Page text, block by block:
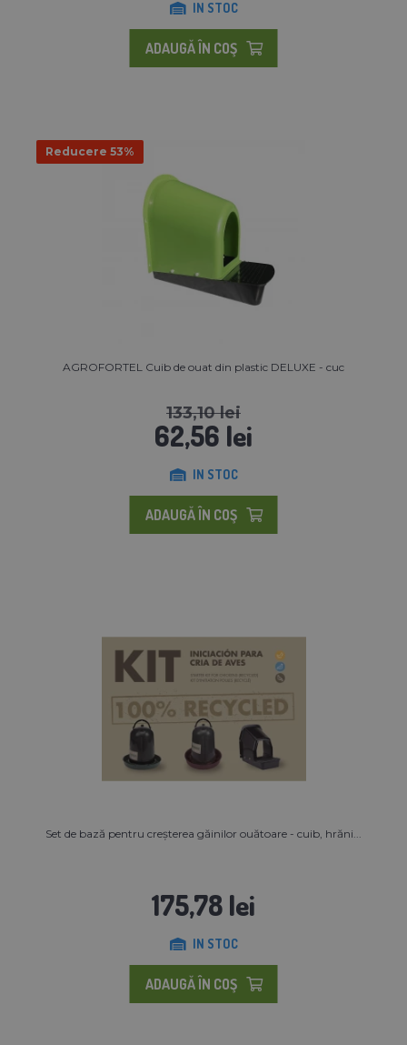
IN STOC
ADAUGĂ ÎN COŞ
Reducere 53%
AGROFORTEL Cuib de ouat din plastic DELUXE - cuc
133,10 lei
62,56 lei
IN STOC
ADAUGĂ ÎN COŞ
Set de bază pentru creșterea găinilor ouătoare - cuib, hrăni...
175,78 lei
IN STOC
ADAUGĂ ÎN COŞ